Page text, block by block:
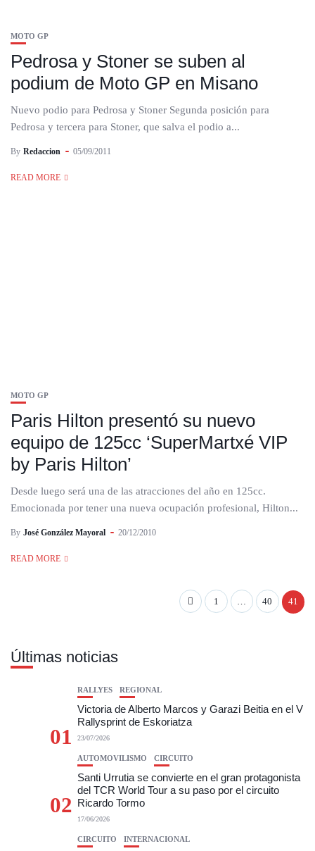
MOTO GP
Pedrosa y Stoner se suben al
podium de Moto GP en Misano
Nuevo podio para Pedrosa y Stoner Segunda posición para
Pedrosa y tercera para Stoner, que salva el podio a...
By Redaccion 05/09/2011
READ MORE
MOTO GP
Paris Hilton presentó su nuevo
equipo de 125cc ‘SuperMartxé VIP
by Paris Hilton’
Desde luego será una de las atracciones del año en 125cc.
Emocionada por tener una nueva ocupación profesional, Hilton...
By José González Mayoral 20/12/2010
READ MORE
1 … 40 41
Últimas noticias
01
RALLYES REGIONAL
Victoria de Alberto Marcos y Garazi Beitia en el V
Rallysprint de Eskoriatza
23/07/2026
02
AUTOMOVILISMO CIRCUITO
Santi Urrutia se convierte en el gran protagonista
del TCR World Tour a su paso por el circuito
Ricardo Tormo
17/06/2026
CIRCUITO INTERNACIONAL